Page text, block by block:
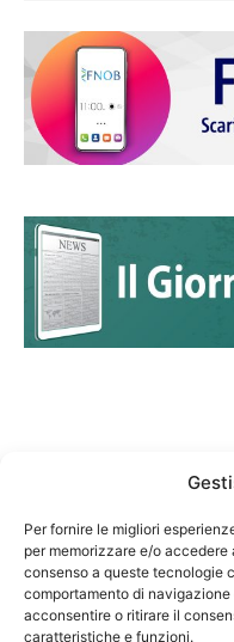
Per fornire le migliori
per memorizzare e/o
consenso a queste tecnologie
comportamento di
acconsentire o ritirare il
caratteristiche e funzioni.
Federazione
codice
Responsabile sito